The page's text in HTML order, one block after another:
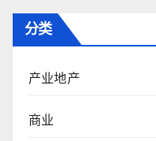
分类
产业地产
商业